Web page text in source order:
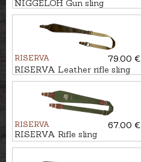
NIGGELOH Gun sling
UNIVERSAL QR
RISERVA
79.00 €
RISERVA Leather rifle sling
RISERVA
67.00 €
RISERVA Rifle sling